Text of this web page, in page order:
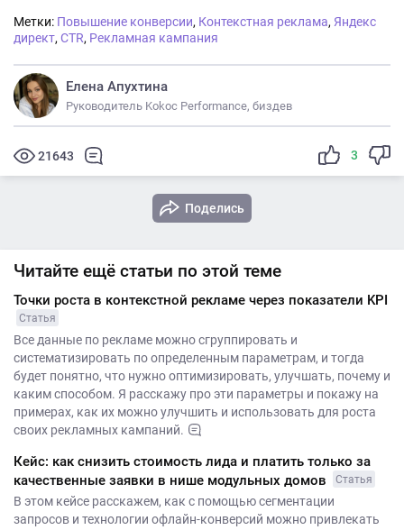
Метки: Повышение конверсии, Контекстная реклама, Яндекс
директ, CTR, Рекламная кампания
Елена Апухтина
Руководитель Kokoc Performance, биздев
21643 3
Поделись
Читайте ещё статьи по этой теме
Точки роста в контекстной рекламе через показатели KPI
Статья
Все данные по рекламе можно сгруппировать и
систематизировать по определенным параметрам, и тогда
будет понятно, что нужно оптимизировать, улучшать, почему и
каким способом. Я расскажу про эти параметры и покажу на
примерах, как их можно улучшить и использовать для роста
своих рекламных кампаний.
Кейс: как снизить стоимость лида и платить только за
качественные заявки в нише модульных домов
Статья
В этом кейсе расскажем, как с помощью сегментации
запросов и технологии офлайн-конверсий можно привлекать